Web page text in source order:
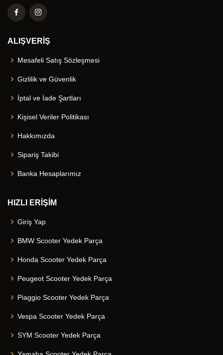
ALIŞVERİŞ
Mesafeli Satış Sözleşmesi
Gizlilik ve Güvenlik
İptal ve İade Şartları
Kişisel Veriler Politikası
Hakkımızda
Sipariş Takibi
Banka Hesaplarımız
HIZLI ERİŞİM
Giriş Yap
BMW Scooter Yedek Parça
Honda Scooter Yedek Parça
Peugeot Scooter Yedek Parça
Piaggio Scooter Yedek Parça
Vespa Scooter Yedek Parça
SYM Scooter Yedek Parça